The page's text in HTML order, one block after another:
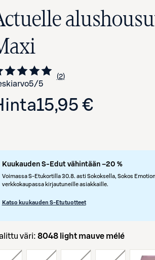
5/5 Siirry arvioihin
2
kappaletta
15,95 €
Kuukauden S-Edut vähintään –20 %
Voimassa S-Etukortilla 30.8. asti Sokoksella, Sokos
verkkokaupassa kirjautuneille asiakkaille.
Katso kuukauden S-Etutuotteet
väri: 8048 light mauve mélé